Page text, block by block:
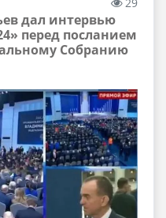
дал интервью
перед посланием
Собранию